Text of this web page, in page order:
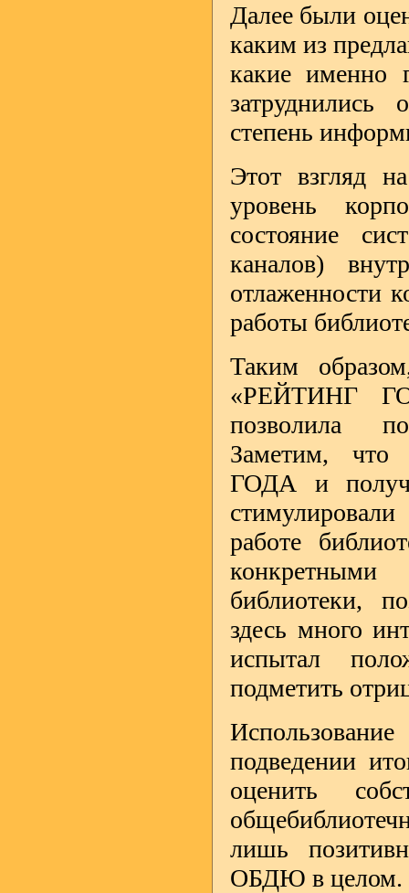
Далее были
каким из
какие именно
затруднились
степень
Этот взгляд
уровень
состояние
каналов)
отлаженности
работы
Таким
«РЕЙТИНГ
позволила
Заметим,
ГОДА и
работе
библиотеки,
здесь много
испытал
подметить
подведении
оценить
лишь
ОБДЮ в целом.